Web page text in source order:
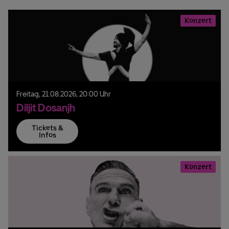
Konzert
Freitag, 21.08.2026, 20:00 Uhr
Diljit Dosanjh
Tickets &
Infos
Konzert